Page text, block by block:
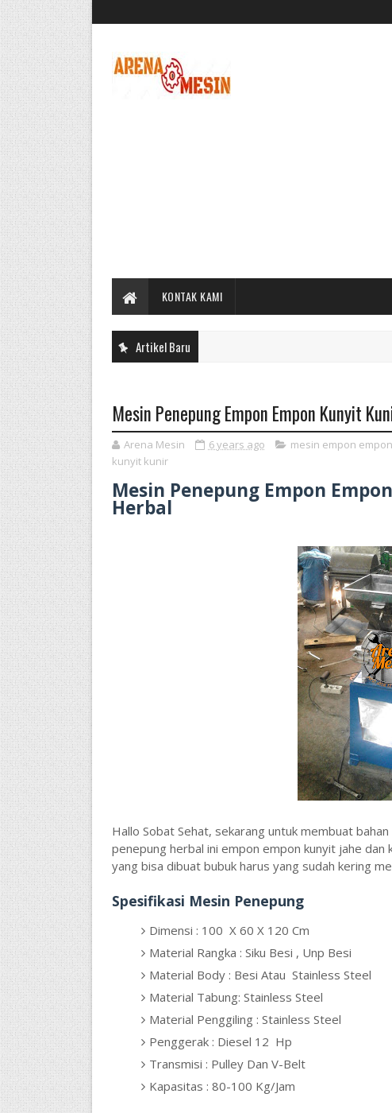
KONTAK KAMI
Artikel Baru
Mesin Penepung Empon Empon Kunyit
Arena Mesin 6 years ago mesin empon empon
kunyit kunir
Mesin Penepung Empon
Herbal
Hallo Sobat Sehat, sekarang untuk membuat
penepung herbal ini empon empon kunyit jahe
yang bisa dibuat bubuk harus yang sudah kering
Spesifikasi Mesin Penepung
Dimensi : 100 X 60 X 120 Cm
Material Rangka : Siku Besi , Unp Besi
Material Body : Besi Atau Stainless Steel
Material Tabung: Stainless Steel
Material Penggiling : Stainless Steel
Penggerak : Diesel 12 Hp
Transmisi : Pulley Dan V-Belt
Kapasitas : 80-100 Kg/Jam